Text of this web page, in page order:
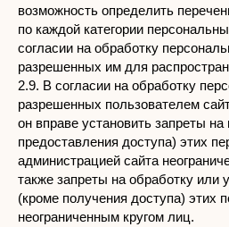
возможность определить
по каждой категории
согласии на обработку
разрешенных им для
2.9. В согласии на обработку
разрешенных пользователем
он вправе установить запреты
предоставления доступа) этих
администрацией сайта
также запреты на обработку или
(кроме получения доступа) этих
неограниченным кругом лиц.